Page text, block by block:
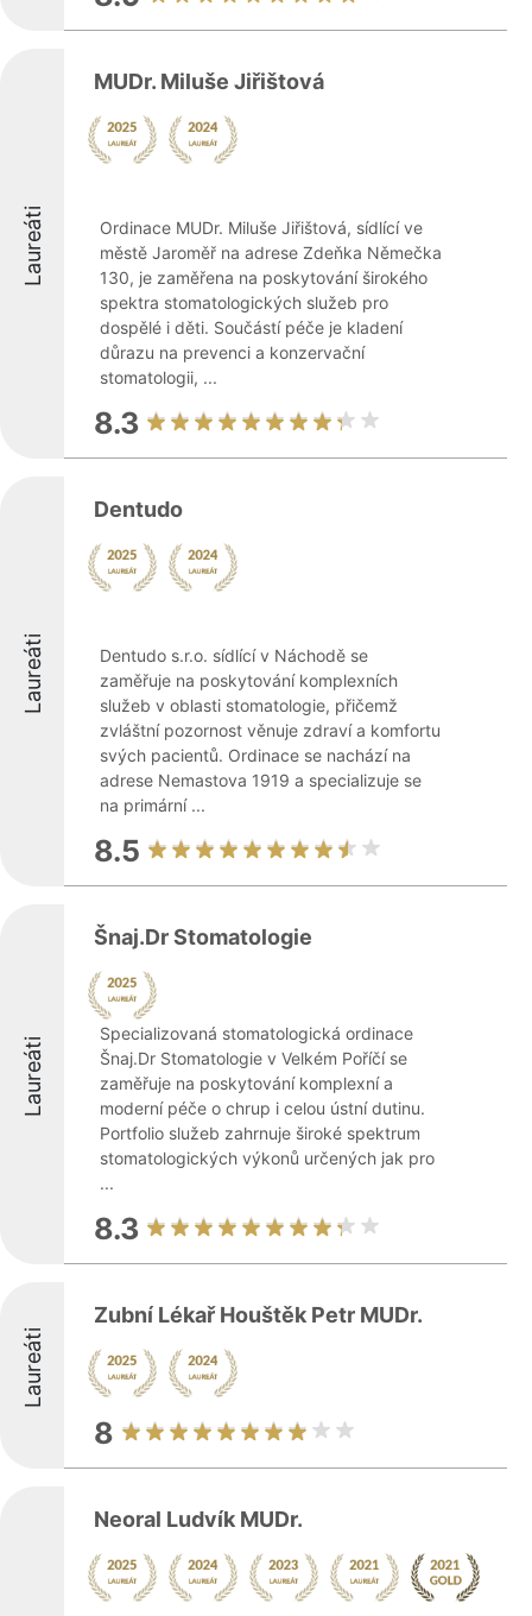
Laureáti
MUDr. Miluše Jiřištová
Ordinace MUDr. Miluše Jiřištová, sídlící ve
městě Jaroměř na adrese Zdeňka Němečka
130, je zaměřena na poskytování širokého
spektra stomatologických služeb pro
dospělé i děti. Součástí péče je kladení
důrazu na prevenci a konzervační
stomatologii, ...
8.3
Laureáti
Dentudo
Dentudo s.r.o. sídlící v Náchodě se
zaměřuje na poskytování komplexních
služeb v oblasti stomatologie, přičemž
zvláštní pozornost věnuje zdraví a komfortu
svých pacientů. Ordinace se nachází na
adrese Nemastova 1919 a specializuje se
na primární ...
8.5
Laureáti
Šnaj.Dr Stomatologie
Specializovaná stomatologická ordinace
Šnaj.Dr Stomatologie v Velkém Poříčí se
zaměřuje na poskytování komplexní a
moderní péče o chrup i celou ústní dutinu.
Portfolio služeb zahrnuje široké spektrum
stomatologických výkonů určených jak pro
...
8.3
Laureáti
Zubní Lékař Houštěk Petr MUDr.
8
Neoral Ludvík MUDr.